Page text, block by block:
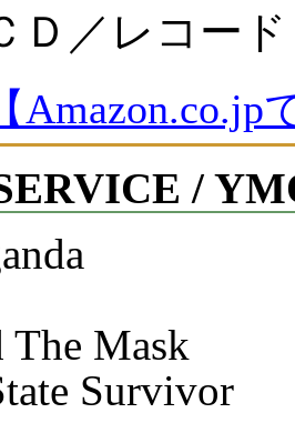
Ｄ／レコード
【
/
The Mask
Survivor